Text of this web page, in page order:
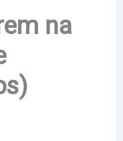
na